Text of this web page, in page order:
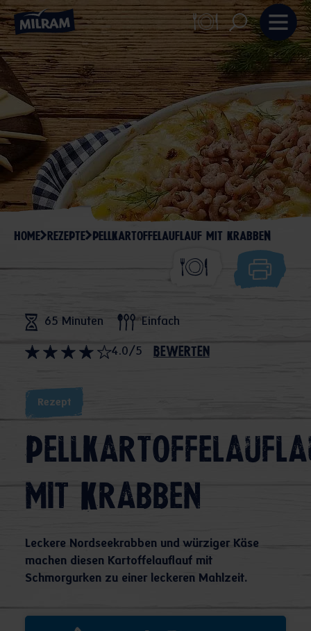
HOME REZEPTE PELLKARTOFFELAUFLAUF MIT KRABBEN
65 Minuten Einfach
4.0/5 bewerten
Rezept
mit Krabben
Leckere Nordseekrabben und würziger Käse
machen diesen Kartoffelauflauf mit
Schmorgurken zu einer leckeren Mahlzeit.